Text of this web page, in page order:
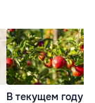
В текущем году